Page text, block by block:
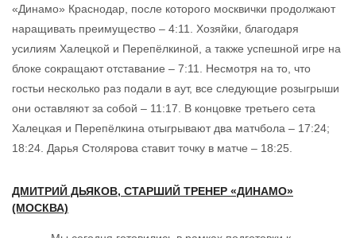
«Динамо» Краснодар, после которого москвички продолжают
наращивать преимущество – 4:11. Хозяйки, благодаря
усилиям Халецкой и Перепёлкиной, а также успешной игре на
блоке сокращают отставание – 7:11. Несмотря на то, что
гостьи несколько раз подали в аут, все следующие розыгрыши
они оставляют за собой – 11:17. В концовке третьего сета
Халецкая и Перепёлкина отыгрывают два матчбола – 17:24;
18:24. Дарья Столярова ставит точку в матче – 18:25.
ДМИТРИЙ ДЬЯКОВ, СТАРШИЙ ТРЕНЕР «ДИНАМО»
(МОСКВА)